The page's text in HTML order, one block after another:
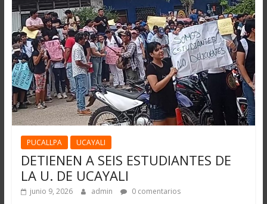
PUCALLPA UCAYALI
DETIENEN A SEIS ESTUDIANTES DE
LA U. DE UCAYALI
junio 9, 2026 admin 0 comentarios